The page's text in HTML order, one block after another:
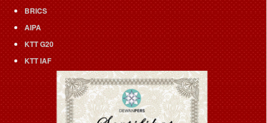
BRICS
AIPA
KTT G20
KTT IAF